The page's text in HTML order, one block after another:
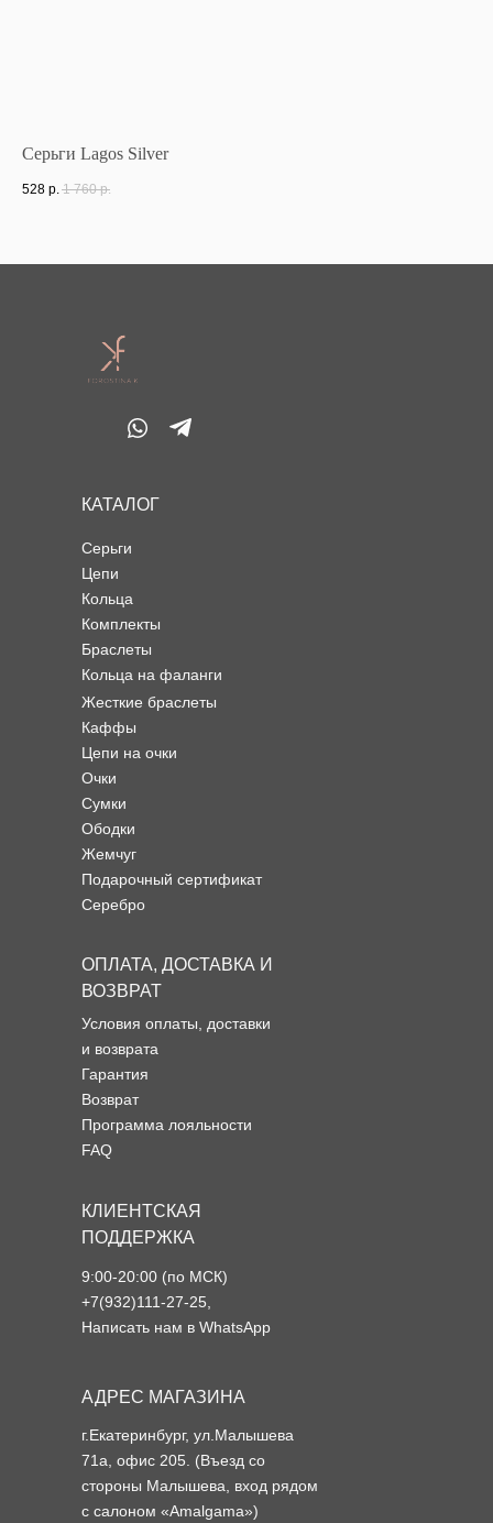
Серьги Lagos Silver
528 р. 1 760 р.
Серьги
Цепи
Кольца
Комплекты
Браслеты
Кольца на фаланги
Условия оплаты, доставки
и возврата
Гарантия
Возврат
Программа лояльности
FAQ
КАТАЛОГ
ОПЛАТА, ДОСТАВКА И
ВОЗВРАТ
КЛИЕНТСКАЯ
ПОДДЕРЖКА
Жесткие браслеты
Каффы
Цепи на очки
Очки
Сумки
Ободки
Жемчуг
Подарочный сертификат
Серебро
АДРЕС МАГАЗИНА
г.Екатеринбург, ул.Малышева
71а, офис 205. (Въезд со
стороны Малышева, вход рядом
с салоном «Amalgama»)
9:00-20:00 (по МСК)
+7(932)111-27-25,
Написать нам в WhatsApp